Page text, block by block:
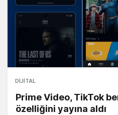
DIJITAL
Prime Video, TikTok
özelliğini yayına aldı